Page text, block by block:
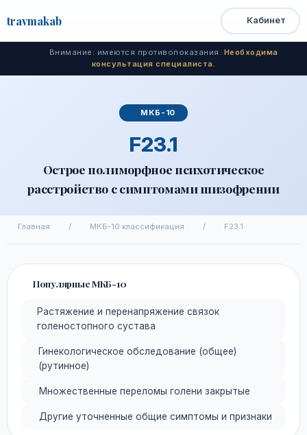
travmakab
Открыть
меню
Быстрый
доступ
Кабинет
Внимание: имеются противопоказания. Необходима
консультация специалиста.
МКБ-10
F23.1
Острое полиморфное психотическое
расстройство с симптомами шизофрении
Главная / МКБ-10 классификация / F23.1
Популярные МКБ-10
Растяжение и перенапряжение связок
голеностопного сустава
Гинекологическое обследование (общее)
(рутинное)
Множественные переломы голени закрытые
Другие уточненные общие симптомы и признаки